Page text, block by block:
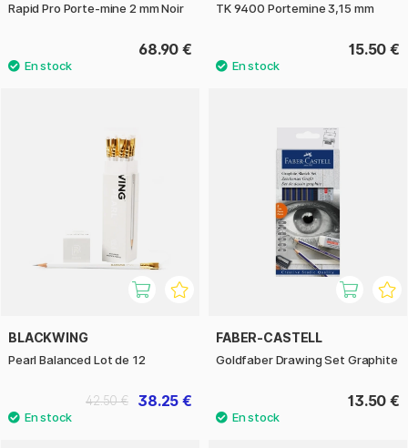
Rapid Pro Porte-mine 2 mm Noir
68.90 €
TK 9400 Portemine 3,15 mm
15.50 €
BLACKWING
Pearl Balanced Lot de 12
38.25 €
42.50 €
FABER-CASTELL
Goldfaber Drawing Set Graphite
13.50 €